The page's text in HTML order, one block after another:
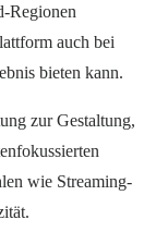
Regionen
auch bei
bieten kann.
zur Gestaltung,
wie Streaming-